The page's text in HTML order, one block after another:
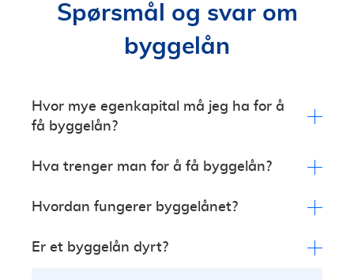
Spørsmål og svar om
byggelån
Hvor mye egenkapital må jeg ha for å
få byggelån?
langsiktige bildet er også viktig, og man ser på hvor
ferdigstilling. Dersom du mangler tomt som
egenkapital.
Hva trenger man for å få byggelån?
byggeprosessen å gjøre. Det kan være
dokumentasjon på dine økonomiske forutsetninger.
Hvordan fungerer byggelånet?
boliglån når bygget har en ferdigattest. Man betaler
Er et byggelån dyrt?